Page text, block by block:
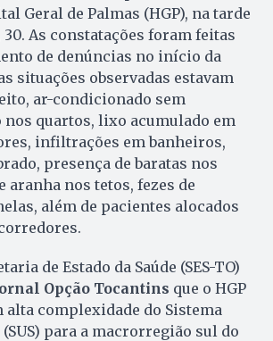
Geral de Palmas (HGP), na tarde
As constatações foram feitas
de denúncias no início da
situações observadas estavam
ar-condicionado sem
quartos, lixo acumulado em
infiltrações em banheiros,
presença de baratas nos
aranha nos tetos, fezes de
além de pacientes alocados
de Estado da Saúde (SES-TO)
Opção Tocantins que o HGP
alta complexidade do Sistema
(SUS) para a macrorregião sul do